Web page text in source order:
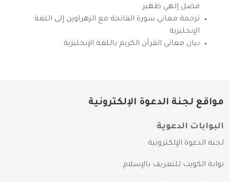
فضل إلهي ظهير
ترجمة معاني سورة الفاتحة مع الزهراوين إلى اللغة
الإنجليزية
بيان معاني القرآن الكريم باللغة الإنجليزية
مواقع لجنة الدعوة الإلكترونية
البوابات الدعوية
لجنة الدعوة الإلكترونية
بوابة الكويت للتعريف بالإسلام